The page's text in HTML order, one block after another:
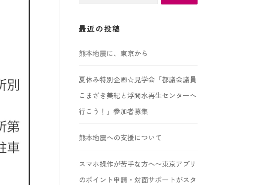
最近の投稿
熊本地震に、東京から
夏休み特別企画☆見学会「都議会議員
こまざき美紀と浮間水再生センターへ
行こう！」参加者募集
熊本地震への支援について
スマホ操作が苦手な方へ〜東京アプリ
のポイント申請・対面サポートがスタ